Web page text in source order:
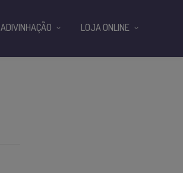
ADIVINHAÇÃO LOJA ONLINE